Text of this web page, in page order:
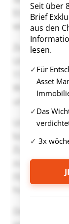
Seit über
Brief
aus den
lesen.
Für
Asset
Das
3x